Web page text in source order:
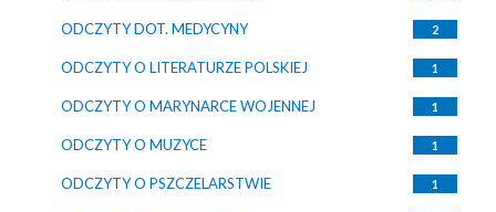
ODCZYTY DOT. MEDYCYNY 2
ODCZYTY O LITERATURZE POLSKIEJ 1
ODCZYTY O MARYNARCE WOJENNEJ 1
ODCZYTY O MUZYCE 1
ODCZYTY O PSZCZELARSTWIE 1